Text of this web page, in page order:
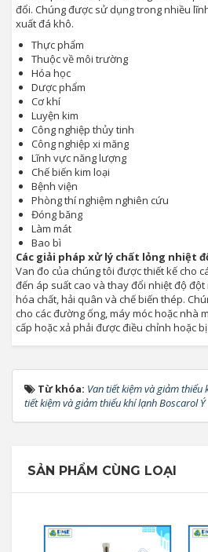
đổi. Chúng được sử dụng trong nhiều
xuất đá khô.
Thực phẩm
Thuộc về môi trường
Hóa học
Dược phẩm
Cơ khí
Luyện kim
Công nghiệp thủy tinh
Công nghiệp xi măng
Lĩnh vực năng lượng
Chế biến kim loại
Bệnh viện
Phòng thí nghiệm nghiên cứu
Đóng băng
Làm mát
Bao bì
Các giải pháp xử lý chất lỏng nhiệt
Van đo của chúng tôi được thiết kế cho
đến áp suất cao và thay đổi nhiệt độ đột
hóa chất, hải quân và chế biến thép.
cho các đường ống, máy móc hoặc nhà
cấp hoặc xả phải được điều chỉnh hoặc
Từ khóa: Van tiết kiệm và giảm
tiết kiệm và giảm thiểu khí lạnh Boscarol Ý
SẢN PHẨM CÙNG LOẠI